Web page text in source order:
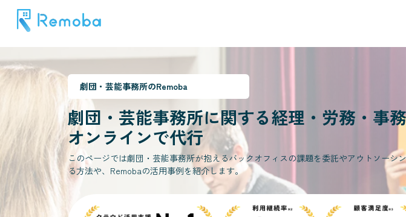
劇団・芸能事務所のRemoba
劇団・芸能事務所に関する経理・労務・事
オンラインで代行
このページでは劇団・芸能事務所が抱えるバックオフィスの課題を委託やアウトソーシ
る方法や、Remobaの活用事例を紹介します。